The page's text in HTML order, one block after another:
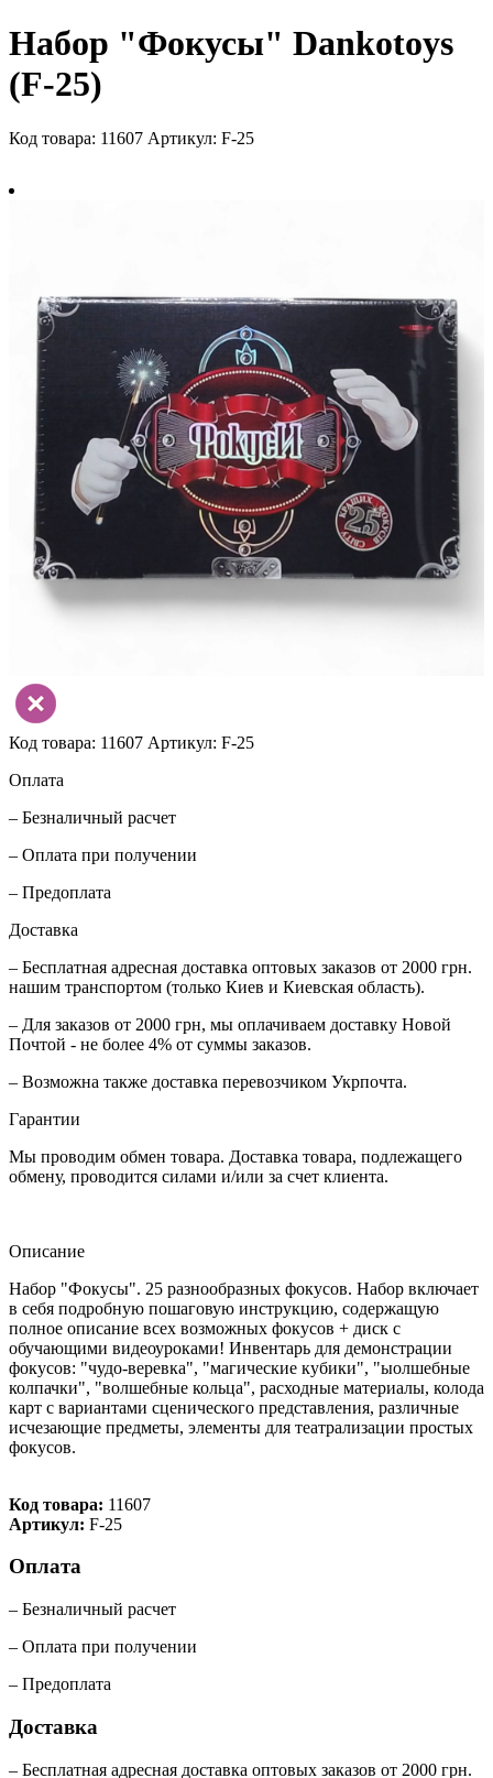
Набор "Фокусы" Dankotoys
(F-25)
Код товара: 11607 Артикул: F-25
Код товара: 11607 Артикул: F-25
Оплата
– Безналичный расчет
– Оплата при получении
– Предоплата
Доставка
– Бесплатная адресная доставка оптовых заказов от 2000 грн.
нашим транспортом (только Киев и Киевская область).
– Для заказов от 2000 грн, мы оплачиваем доставку Новой
Почтой - не более 4% от суммы заказов.
– Возможна также доставка перевозчиком Укрпочта.
Гарантии
Мы проводим обмен товара. Доставка товара, подлежащего
обмену, проводится силами и/или за счет клиента.
Описание
Набор "Фокусы". 25 разнообразных фокусов. Набор включает
в себя подробную пошаговую инструкцию, содержащую
полное описание всех возможных фокусов + диск с
обучающими видеоуроками! Инвентарь для демонстрации
фокусов: "чудо-веревка", "магические кубики", "ыолшебные
колпачки", "волшебные кольца", расходные материалы, колода
карт с вариантами сценического представления, различные
исчезающие предметы, элементы для театрализации простых
фокусов.
Код товара: 11607
Артикул: F-25
Оплата
– Безналичный расчет
– Оплата при получении
– Предоплата
Доставка
– Бесплатная адресная доставка оптовых заказов от 2000 грн.